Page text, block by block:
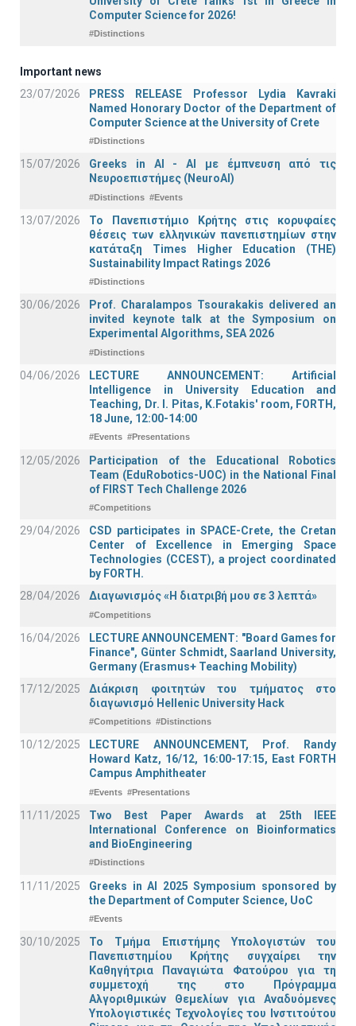
Computer Science for 2026!
#Distinctions
Important news
23/07/2026
PRESS RELEASE Professor Lydia Kavraki
Named Honorary Doctor of the Department of
Computer Science at the University of Crete
#Distinctions
15/07/2026
Greeks in AI - ΑΙ με έμπνευση από τις
Νευροεπιστήμες (NeuroAI)
#Distinctions #Events
13/07/2026
Το Πανεπιστήμιο Κρήτης στις κορυφαίες
θέσεις των ελληνικών πανεπιστημίων στην
κατάταξη Times Higher Education (ΤΗΕ)
Sustainability Impact Ratings 2026
#Distinctions
30/06/2026
Prof. Charalampos Tsourakakis delivered an
invited keynote talk at the Symposium on
Experimental Algorithms, SEA 2026
#Distinctions
04/06/2026
LECTURE ANNOUNCEMENT: Artificial
Intelligence in University Education and
Teaching, Dr. I. Pitas, K.Fotakis' room, FORTH,
18 June, 12:00-14:00
#Events #Presentations
12/05/2026
Participation of the Educational Robotics
Team (EduRobotics-UOC) in the National Final
of FIRST Tech Challenge 2026
#Competitions
29/04/2026
CSD participates in SPACE-Crete, the Cretan
Center of Excellence in Emerging Space
Technologies (CCEST), a project coordinated
by FORTH.
28/04/2026
Διαγωνισμός «Η διατριβή μου σε 3 λεπτά»
#Competitions
16/04/2026
LECTURE ANNOUNCEMENT: "Board Games for
Finance", Günter Schmidt, Saarland University,
Germany (Erasmus+ Teaching Mobility)
17/12/2025
Διάκριση φοιτητών του τμήματος στο
διαγωνισμό Hellenic University Hack
#Competitions #Distinctions
10/12/2025
LECTURE ANNOUNCEMENT, Prof. Randy
Howard Katz, 16/12, 16:00-17:15, East FORTH
Campus Amphitheater
#Events #Presentations
11/11/2025
Two Best Paper Awards at 25th IEEE
International Conference on Bioinformatics
and BioEngineering
#Distinctions
11/11/2025
Greeks in AI 2025 Symposium sponsored by
the Department of Computer Science, UoC
#Events
30/10/2025
Το Τμήμα Επιστήμης Υπολογιστών του
Πανεπιστημίου Κρήτης συγχαίρει την
Καθηγήτρια Παναγιώτα Φατούρου για τη
συμμετοχή της στο Πρόγραμμα
Αλγοριθμικών Θεμελίων για Αναδυόμενες
Υπολογιστικές Τεχνολογίες του Ινστιτούτου